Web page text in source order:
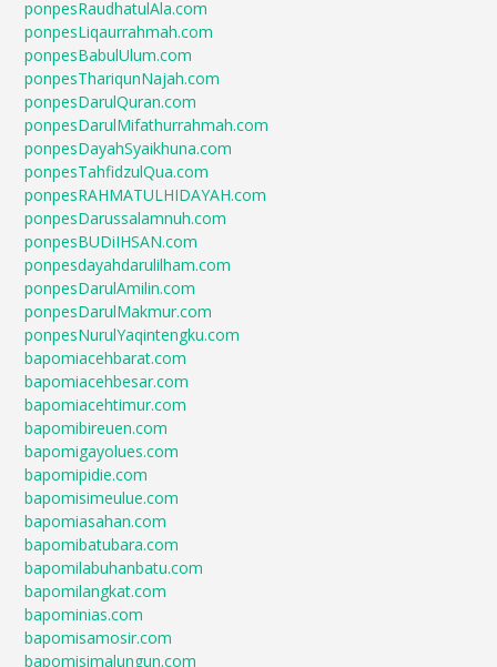
ponpesRaudhatulAla.com
ponpesLiqaurrahmah.com
ponpesBabulUlum.com
ponpesThariqunNajah.com
ponpesDarulQuran.com
ponpesDarulMifathurrahmah.com
ponpesDayahSyaikhuna.com
ponpesTahfidzulQua.com
ponpesRAHMATULHIDAYAH.com
ponpesDarussalamnuh.com
ponpesBUDiIHSAN.com
ponpesdayahdarulilham.com
ponpesDarulAmilin.com
ponpesDarulMakmur.com
ponpesNurulYaqintengku.com
bapomiacehbarat.com
bapomiacehbesar.com
bapomiacehtimur.com
bapomibireuen.com
bapomigayolues.com
bapomipidie.com
bapomisimeulue.com
bapomiasahan.com
bapomibatubara.com
bapomilabuhanbatu.com
bapomilangkat.com
bapominias.com
bapomisamosir.com
bapomisimalungun.com